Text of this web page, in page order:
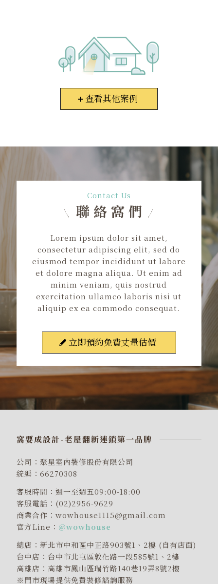
查看其他案例
Contact Us
聯絡窩們
Lorem ipsum dolor sit amet,
consectetur adipiscing elit, sed do
eiusmod tempor incididunt ut labore
et dolore magna aliqua. Ut enim ad
minim veniam, quis nostrud
exercitation ullamco laboris nisi ut
aliquip ex ea commodo consequat.
立即預約免費丈量估價
窩要成設計-老屋翻新連鎖第一品牌
公司：聚星室內裝修股份有限公司
統編：66270308
客服時間：週一至週五09:00-18:00
客服電話：(02)2956-9629
商業合作：wowhouse1115@gmail.com
官方Line： @wowhouse
總店：新北市中和區中正路903號1、2樓 (自有店面)
台中店：台中市北屯區敦化路一段585號1、2樓
高雄店：高雄市鳳山區瑞竹路140巷19弄8號2樓
※門市現場提供免費裝修諮詢服務